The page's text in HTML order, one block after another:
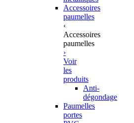
Accessoires
paumelles
‹
Accessoires
paumelles
›
Voir
les
produits
Anti-
dégondage
Paumelles
portes